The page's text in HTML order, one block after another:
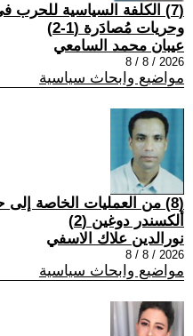
(7) الكلفة السياسية للحرب
وحريات مُصادَرة (1-2)
عيبان محمد السامعي
2026 / 8 / 8
مواضيع وابحاث سياسية
(8) من العمليات الخاصة
ألكسندر دوغين (2)
نورالدين علاك الاسفي
2026 / 8 / 8
مواضيع وابحاث سياسية